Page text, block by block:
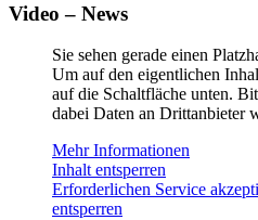
Video – News
Sie sehen gerade einen
Um auf den eigentlichen
auf die Schaltfläche unten.
dabei Daten an Drittanbieter
Mehr Informationen
Inhalt entsperren
Erforderlichen Service
entsperren